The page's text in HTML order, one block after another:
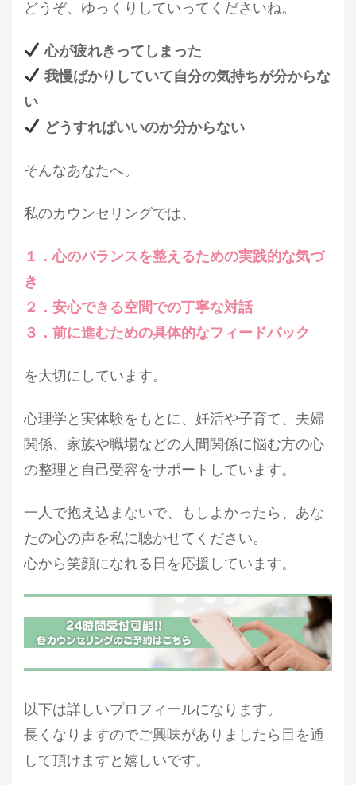
どうぞ、ゆっくりしていってくださいね。
心が疲れきってしまった
我慢ばかりしていて自分の気持ちが分からな
い
どうすればいいのか分からない
そんなあなたへ。
私のカウンセリングでは、
１．心のバランスを整えるための実践的な気づ
き
２．安心できる空間での丁寧な対話
３．前に進むための具体的なフィードバック
を大切にしています。
心理学と実体験をもとに、妊活や子育て、夫婦
関係、家族や職場などの人間関係に悩む方の心
の整理と自己受容をサポートしています。
一人で抱え込まないで、もしよかったら、あな
たの心の声を私に聴かせてください。
心から笑顔になれる日を応援しています。
以下は詳しいプロフィールになります。
長くなりますのでご興味がありましたら目を通
して頂けますと嬉しいです。